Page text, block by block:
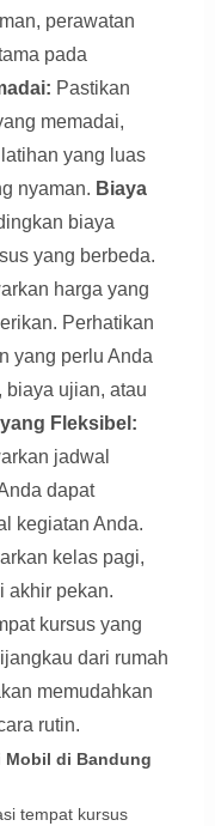
perawatan
pada
Pastikan
memadai,
yang luas
nyaman. Biaya
biaya
yang berbeda.
harga yang
Perhatikan
yang perlu Anda
biaya ujian, atau
Fleksibel:
jadwal
dapat
kegiatan Anda.
kelas pagi,
akhir pekan.
kursus yang
dari rumah
memudahkan
rutin.
Mobil di Bandung
tempat kursus